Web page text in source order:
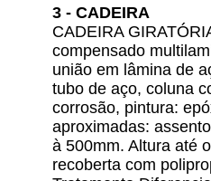
3 - CADEIRA
CADEIRA
compensado
união em lâmina de
tubo de aço, coluna
corrosão, pintura:
aproximadas:
à 500mm. Altura até
recoberta com